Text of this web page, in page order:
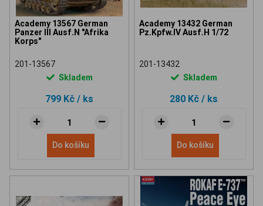
Academy 13567 German
Panzer III Ausf.N "Afrika
Korps"
201-13567
Skladem
799 Kč / ks
Do košíku
Academy 13432 German
Pz.Kpfw.IV Ausf.H 1/72
201-13432
Skladem
280 Kč / ks
Do košíku